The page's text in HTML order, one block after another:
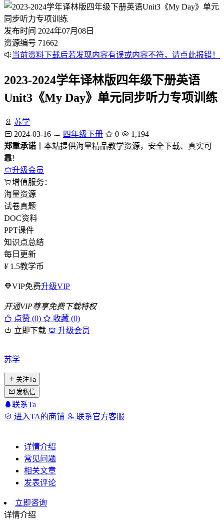
发布时间 2024年07月08日
资源编号 71662
当前资料下载后若发现内容有误或内容不符，请点此报错！
2023-2024学年译林版四年级下册英语
Unit3《My Day》单元同步听力专项训练
苏学
2024-03-16
四年级下册 0
1,194
郑重承诺 丨本站提供海量精品教学资源，安全下载、真实可
靠!
升级会员
增值服务：
海量资源
试卷真题
DOC资料
PPT课件
知识点总结
每日更新
¥ 1.5教学币
VIP免费升级VIP
开通VIP尊享免费下载特权
点赞 (0)
收藏 (0)
立即下载
升级会员
苏学
关注Ta
发私信
联系Ta
进入TA的商铺
联系官方客服
详情介绍
常见问题
相关文章
发表评论
立即咨询
详情介绍